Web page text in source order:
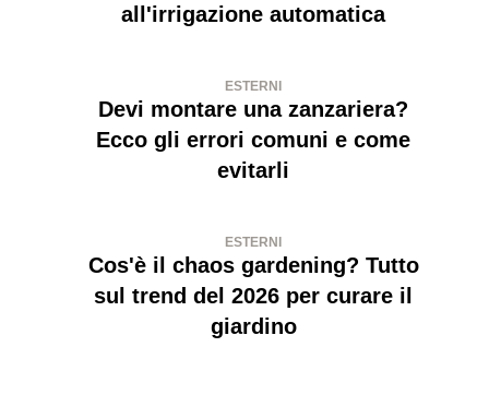
all'irrigazione automatica
ESTERNI
Devi montare una zanzariera?
Ecco gli errori comuni e come
evitarli
ESTERNI
Cos'è il chaos gardening? Tutto
sul trend del 2026 per curare il
giardino